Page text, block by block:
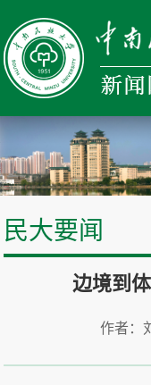
民大要闻
边境到
作者：